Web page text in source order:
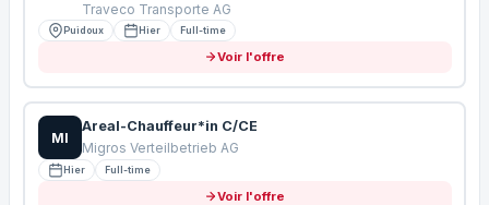
Traveco Transporte AG
Puidoux Hier Full-time
Voir l'offre
MI
Areal-Chauffeur*in C/CE
Migros Verteilbetrieb AG
Hier Full-time
Voir l'offre